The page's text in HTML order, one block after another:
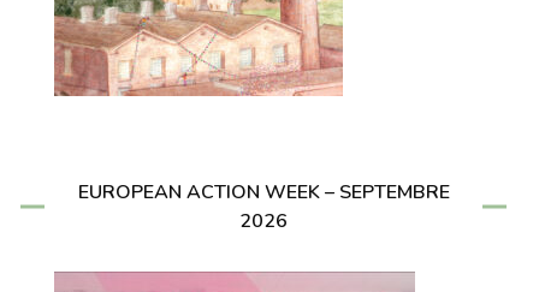
EUROPEAN ACTION WEEK – SEPTEMBRE
2026